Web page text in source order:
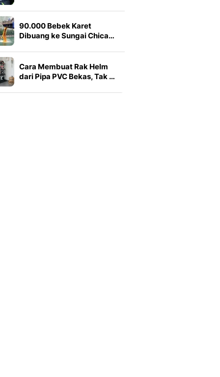
90.000 Bebek Karet
Dibuang ke Sungai Chica…
Cara Membuat Rak Helm
dari Pipa PVC Bekas, Tak …